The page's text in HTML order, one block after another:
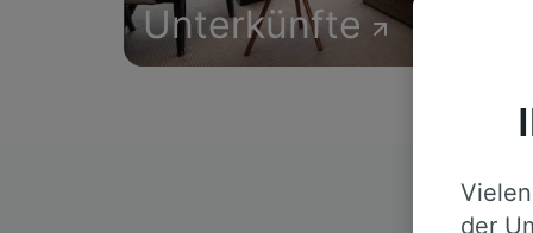
Unterkünfte
der